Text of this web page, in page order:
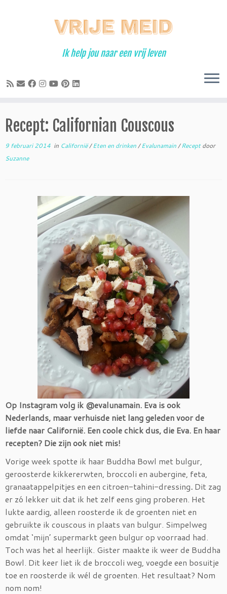
Ik help jou naar een vrij leven
Recept: Californian Couscous
9 februari 2014 in Californië/Eten en drinken/Evalunamain/Receptdoor
Suzanne
Op Instagram volg ik @evalunamain. Eva is ook
Nederlands, maar verhuisde niet lang geleden voor de
liefde naar Californië. Een coole chick dus, die Eva. En haar
recepten? Die zijn ook niet mis!
Vorige week spotte ik haar Buddha Bowl met bulgur,
geroosterde kikkererwten, broccoli en aubergine, feta,
granaatappelpitjes en een citroen-tahini-dressing. Dit zag
er zó lekker uit dat ik het zelf eens ging proberen. Het
lukte aardig, alleen roosterde ik de groenten niet en
gebruikte ik couscous in plaats van bulgur. Simpelweg
omdat ‘mijn’ supermarkt geen bulgur op voorraad had.
Toch was het al heerlijk. Gister maakte ik weer de Buddha
Bowl. Dit keer liet ik de broccoli weg, voegde een bosuitje
toe en roosterde ik wél de groenten. Het resultaat? Nom
nom nom!